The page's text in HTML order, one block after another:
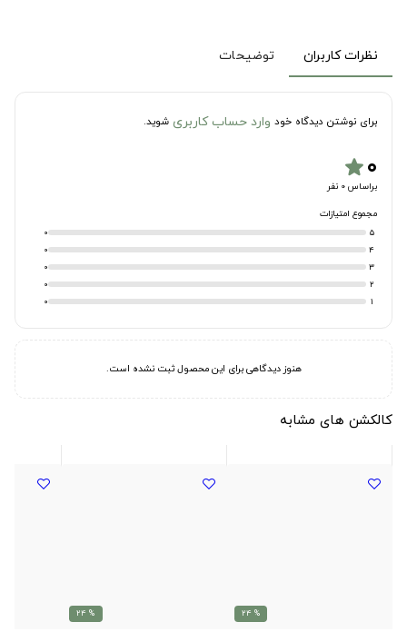
نظرات کاربران توضیحات
برای نوشتن دیدگاه خود وارد حساب کاربری شوید.
۰star
براساس 0 نفر
مجموع امتیازات
5
0
4
0
3
0
2
0
1
0
هنوز دیدگاهی برای این محصول ثبت نشده است.
کالکشن های مشابه
% 24
% 24